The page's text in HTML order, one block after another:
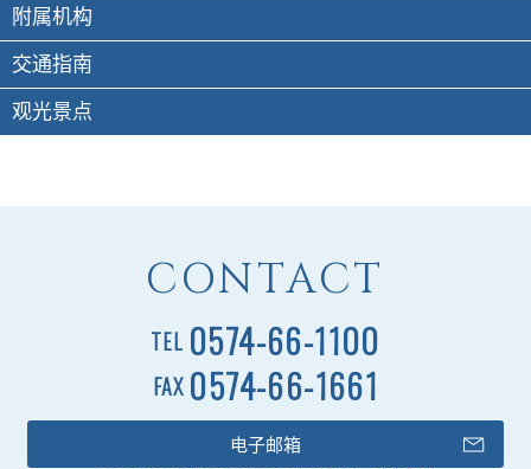
附属机构
交通指南
观光景点
CONTACT
TEL 0574-66-1100
FAX 0574-66-1661
电子邮箱